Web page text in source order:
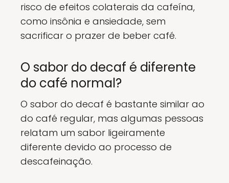
risco de efeitos colaterais da cafeína,
como insônia e ansiedade, sem
sacrificar o prazer de beber café.
O sabor do decaf é diferente
do café normal?
O sabor do decaf é bastante similar ao
do café regular, mas algumas pessoas
relatam um sabor ligeiramente
diferente devido ao processo de
descafeinação.